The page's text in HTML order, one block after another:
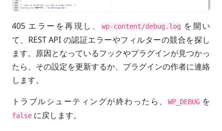
405 エラーを再現し、 wp-content/debug.logを開い
て、REST API の認証エラーやフィルターの競合を探し
ます。原因となっているフックやプラグインが見つかっ
たら、その設定を更新するか、プラグインの作者に連絡
します。
トラブルシューティングが終わったら、
WP_DEBUGを
false に戻します。